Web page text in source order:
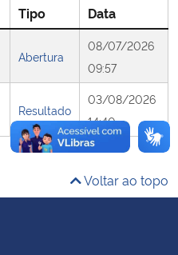
Tipo
Data
Abertura
08/07/2026
09:57
Resultado
03/08/2026
14:40
Voltar ao topo